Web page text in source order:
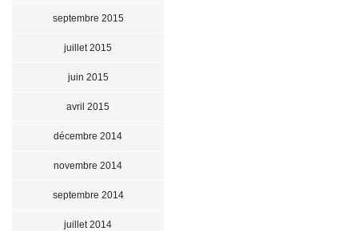
septembre 2015
juillet 2015
juin 2015
avril 2015
décembre 2014
novembre 2014
septembre 2014
juillet 2014